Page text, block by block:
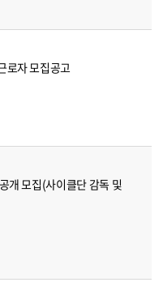
로자 모집공고
개 모집(사이클단 감독 및